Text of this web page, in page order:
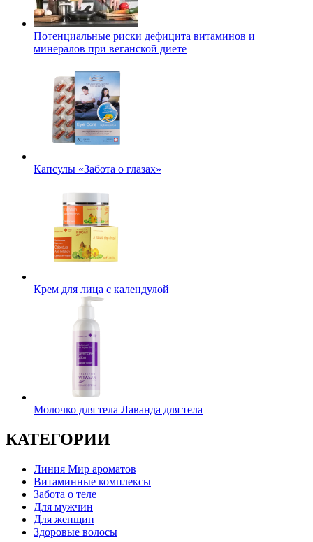
Потенциальные риски дефицита витаминов и
минералов при веганской диете
Капсулы «Забота о глазах»
Крем для лица с календулой
Молочко для тела Лаванда для тела
КАТЕГОРИИ
Линия Мир ароматов
Витаминные комплексы
Забота о теле
Для мужчин
Для женщин
Здоровые волосы